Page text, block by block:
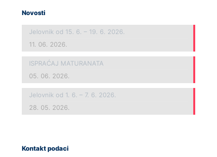
Novosti
Jelovnik od 15. 6. – 19. 6. 2026.
11. 06. 2026.
ISPRAĆAJ MATURANATA
05. 06. 2026.
Jelovnik od 1. 6. – 7. 6. 2026.
28. 05. 2026.
Kontakt podaci